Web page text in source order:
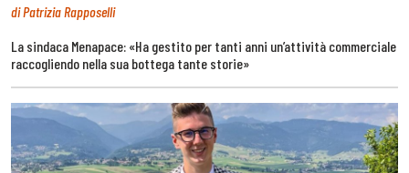
di Patrizia Rapposelli
La sindaca Menapace: «Ha gestito per tanti anni un’attività commerciale
raccogliendo nella sua bottega tante storie»